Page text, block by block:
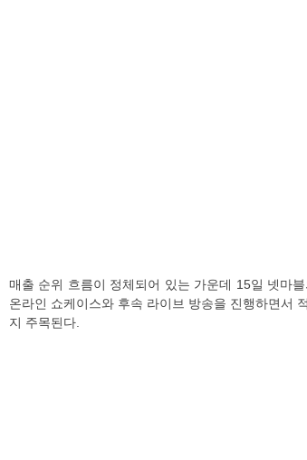
매출 순위 흐름이 정체되어 있는 가운데 15일 넷마
온라인 쇼케이스와 후속 라이브 방송을 진행하면서
지 주목된다.